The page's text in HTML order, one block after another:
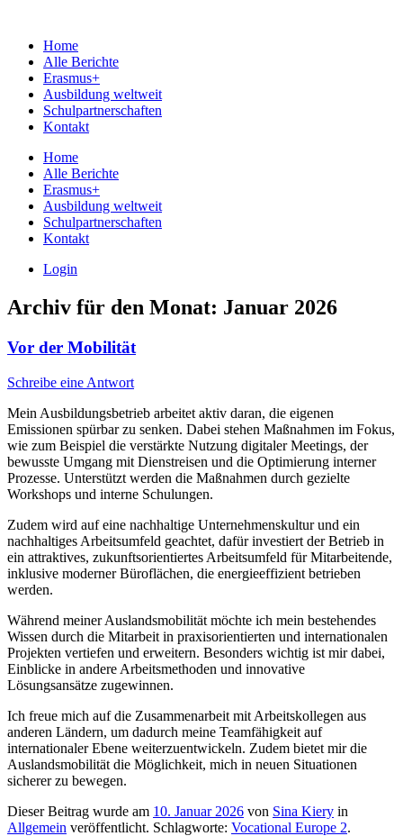
Home
Alle Berichte
Erasmus+
Ausbildung weltweit
Schulpartnerschaften
Kontakt
Home
Alle Berichte
Erasmus+
Ausbildung weltweit
Schulpartnerschaften
Kontakt
Login
Archiv für den Monat: Januar 2026
Vor der Mobilität
Schreibe eine Antwort
Mein Ausbildungsbetrieb arbeitet aktiv daran, die eigenen
Emissionen spürbar zu senken. Dabei stehen Maßnahmen im Fokus,
wie zum Beispiel die verstärkte Nutzung digitaler Meetings, der
bewusste Umgang mit Dienstreisen und die Optimierung interner
Prozesse. Unterstützt werden die Maßnahmen durch gezielte
Workshops und interne Schulungen.
Zudem wird auf eine nachhaltige Unternehmenskultur und ein
nachhaltiges Arbeitsumfeld geachtet, dafür investiert der Betrieb in
ein attraktives, zukunftsorientiertes Arbeitsumfeld für Mitarbeitende,
inklusive moderner Büroflächen, die energieeffizient betrieben
werden.
Während meiner Auslandsmobilität möchte ich mein bestehendes
Wissen durch die Mitarbeit in praxisorientierten und internationalen
Projekten vertiefen und erweitern. Besonders wichtig ist mir dabei,
Einblicke in andere Arbeitsmethoden und innovative
Lösungsansätze zugewinnen.
Ich freue mich auf die Zusammenarbeit mit Arbeitskollegen aus
anderen Ländern, um dadurch meine Teamfähigkeit auf
internationaler Ebene weiterzuentwickeln. Zudem bietet mir die
Auslandsmobilität die Möglichkeit, mich in neuen Situationen
sicherer zu bewegen.
Dieser Beitrag wurde am 10. Januar 2026 von Sina Kiery in
Allgemein veröffentlicht. Schlagworte: Vocational Europe 2.